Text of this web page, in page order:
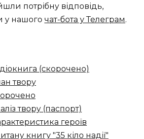
потрібну відповідь,
у нашого чат-бота у Телеграм.
(скорочено)
твору
твору (паспорт)
героїв
книгу "35 кіло надії"